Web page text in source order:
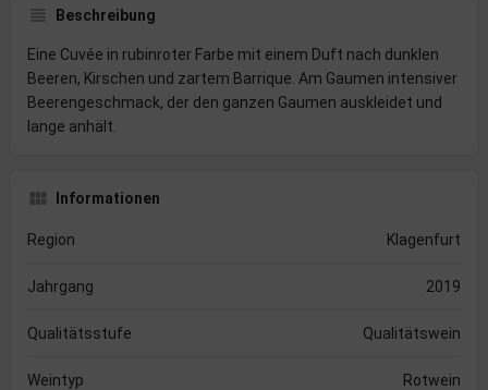
Beschreibung
Eine Cuvée in rubinroter Farbe mit einem Duft nach dunklen
Beeren, Kirschen und zartem Barrique. Am Gaumen intensiver
Beerengeschmack, der den ganzen Gaumen auskleidet und
lange anhält.
Informationen
Region Klagenfurt
Jahrgang 2019
Qualitätsstufe Qualitätswein
Weintyp Rotwein